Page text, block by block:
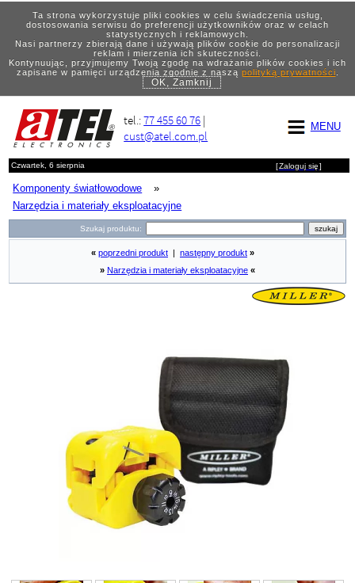
Ta strona wykorzystuje pliki cookies w celu świadczenia usług,
dostosowania serwisu do preferencji użytkowników oraz w celach
statystycznych i reklamowych.
Nasi partnerzy zbierają dane i używają plików cookie do personalizacji
reklam i mierzenia ich skuteczności.
Kontynuując, przyjmujemy Twoją zgodę na wdrażanie plików cookies i ich
zapisane w pamięci urządzenia zgodnie z naszą polityką prywatności.
OK, Zamknij
MENU
tel.:77 455 60 76 |
cust@atel.com.pl
Czwartek, 6 sierpnia [Zaloguj się]
Komponenty światłowodowe
»
Narzędzia i materiały eksploatacyjne
Szukaj produktu:
« poprzedni produkt następny produkt »
» Narzędzia i materiały eksploatacyjne «